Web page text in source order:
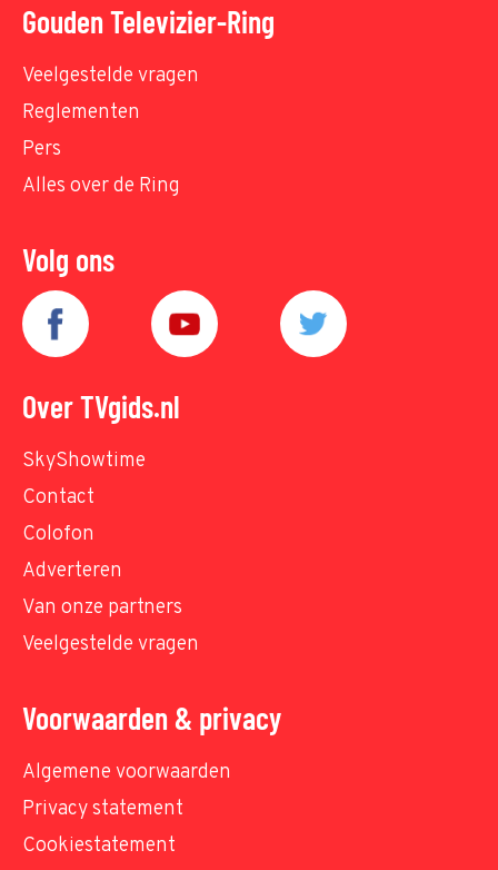
Gouden Televizier-Ring
Veelgestelde vragen
Reglementen
Pers
Alles over de Ring
Volg ons
Over TVgids.nl
SkyShowtime
Contact
Colofon
Adverteren
Van onze partners
Veelgestelde vragen
Voorwaarden & privacy
Algemene voorwaarden
Privacy statement
Cookiestatement